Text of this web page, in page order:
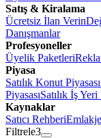
Satış & Kiralama
Ücretsiz İlan Verin
Danışmanlar
Profesyoneller
Üyelik Paketleri
Piyasa
Satılık Konut Piyasası
PiyasasıSatılık İş Yeri
Kaynaklar
Satıcı Rehberi
Filtrele3